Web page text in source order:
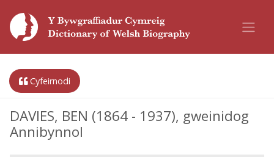
Cyfeirnodi
DAVIES, BEN (1864 - 1937), gweinidog
Annibynnol